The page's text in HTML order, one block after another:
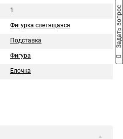
1
Фигурка светящаяся
Подставка
Фигура
Елочка
Задать вопрос